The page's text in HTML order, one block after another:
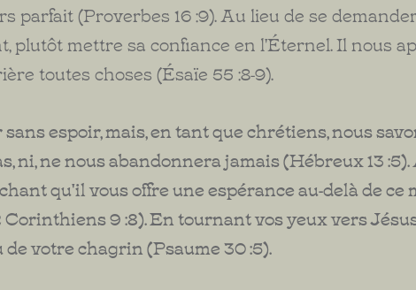
parfait (Proverbes 16 :9). Au lieu de se
plutôt mettre sa confiance en l'Éternel. Il nous
toutes choses (Ésaïe 55 :8-9).
espoir, mais, en tant que chrétiens, nous
ni, ne nous abandonnera jamais (Hébreux 13
qu'il vous offre une espérance au-delà de ce
9 :8). En tournant vos yeux vers
votre chagrin (Psaume 30 :5).